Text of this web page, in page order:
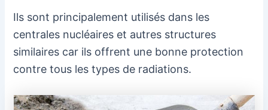
Ils sont principalement utilisés dans les
centrales nucléaires et autres structures
similaires car ils offrent une bonne protection
contre tous les types de radiations.